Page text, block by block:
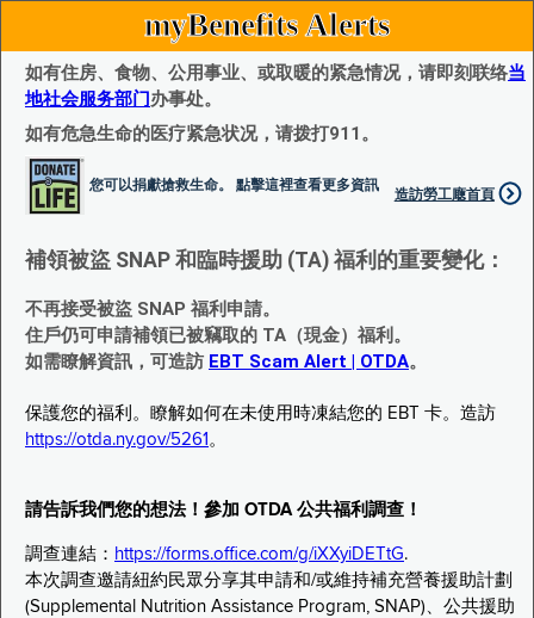
myBenefits Alerts
如有住房、食物、公用事业、或取暖的紧急情况，请即刻联络当
地社会服务部门办事处。
如有危急生命的医疗紧急状况，请拨打911。
您可以捐獻搶救生命。 點擊這裡查看更多資訊
造訪勞工廰首頁
補領被盜 SNAP 和臨時援助 (TA) 福利的重要變化：
不再接受被盜 SNAP 福利申請。
住戶仍可申請補領已被竊取的 TA（現金）福利。
如需瞭解資訊，可造訪 EBT Scam Alert | OTDA。
保護您的福利。瞭解如何在未使用時凍結您的 EBT 卡。造訪
https://otda.ny.gov/5261 。
請告訴我們您的想法！參加 OTDA 公共福利調查！
調查連結： https://forms.office.com/g/iXXyiDETtG.
本次調查邀請紐約民眾分享其申請和/或維持補充營養援助計劃
(Supplemental Nutrition Assistance Program, SNAP)、公共援助